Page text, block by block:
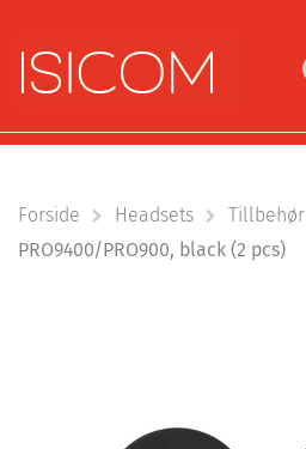
Forside Headsets Tillbehør
PRO9400/PRO900, black (2 pcs)